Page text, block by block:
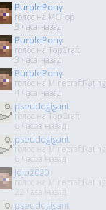
PurplePony
голос на MCTop
3 часа назад
PurplePony
голос на TopCraft
3 часа назад
PurplePony
голос на MinecraftRating
4 часа назад
pseudogigant
голос на TopCraft
6 часов назад
pseudogigant
голос на MinecraftRating
6 часов назад
Jojo2020
голос на MinecraftRating
22 часа назад
pseudogigant